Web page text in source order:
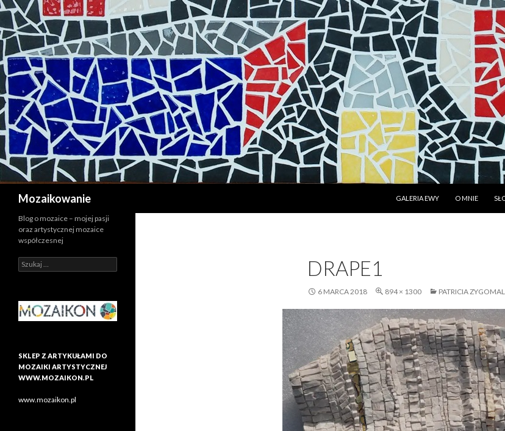
Mozaikowanie
GALERIA EWY
O MNIE
DRAPE1
6 MARCA 2018 894 × 1300 PATRICIA
Blog o mozaice – mojej pasji
oraz artystycznej mozaice
współczesnej
Szukaj:
SKLEP Z ARTYKUŁAMI DO
MOZAIKI ARTYSTYCZNEJ
WWW.MOZAIKON.PL
www.mozaikon.pl